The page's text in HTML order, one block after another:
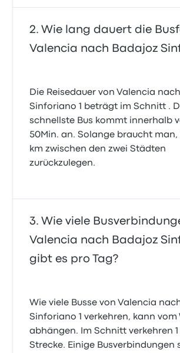
Wie lang dauert die
Valencia nach Badajoz
Die Reisedauer von Valencia
Sinforiano 1 beträgt im Schnitt .
schnellste Bus kommt innerhalb
50Min. an. Solange braucht man,
km zwischen den zwei Städten
zurückzulegen.
Wie viele
Valencia nach Badajoz
gibt es pro Tag?
Wie viele Busse von Valencia
Sinforiano 1 verkehren, kann
abhängen. Im Schnitt verkehren
Strecke. Einige Busverbindungen